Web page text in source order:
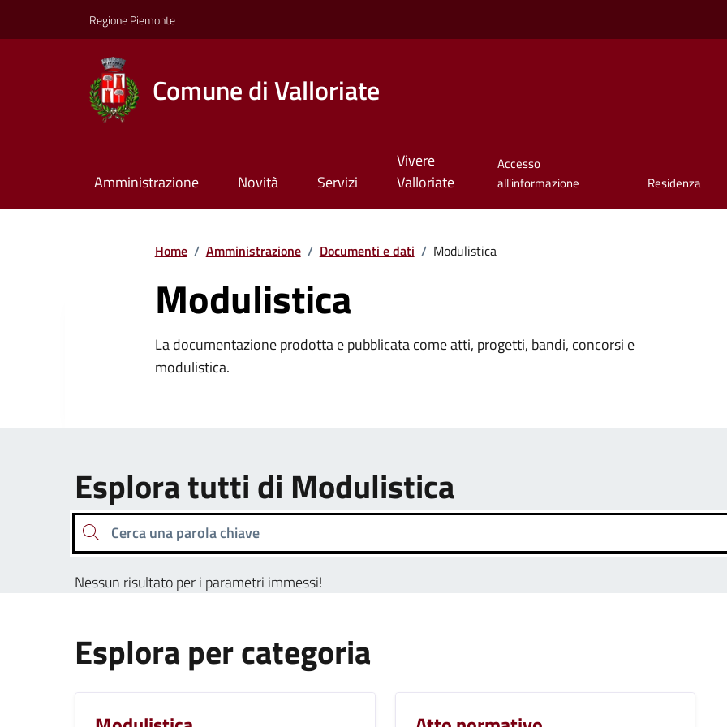
Regione Piemonte
Comune di Valloriate
Amministrazione Novità Servizi
Vivere
Valloriate
Accesso
all'informazione
Residenza
Home / Amministrazione / Documenti e dati / Modulistica
Modulistica
La documentazione prodotta e pubblicata come atti, progetti, bandi, concorsi e
modulistica.
Esplora tutti di Modulistica
Cerca una parola chiave
Nessun risultato per i parametri immessi!
Esplora per categoria